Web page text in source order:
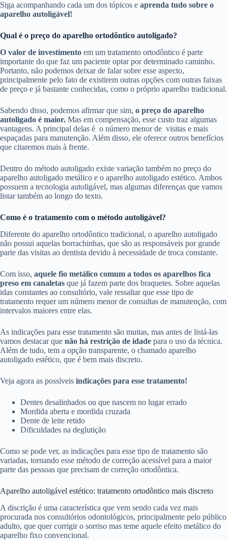
Siga acompanhando cada um dos tópicos e aprenda tudo sobre o
aparelho autoligável!
Qual é o preço do aparelho ortodôntico autoligado?
O valor de investimento em um tratamento ortodôntico é parte
importante do que faz um paciente optar por determinado caminho.
Portanto, não podemos deixar de falar sobre esse aspecto,
principalmente pelo fato de existirem outras opções com outras faixas
de preço e já bastante conhecidas, como o próprio aparelho tradicional.
Sabendo disso, podemos afirmar que sim, o preço do aparelho
autoligado é maior. Mas em compensação, esse custo traz algumas
vantagens. A principal delas é o número menor de visitas e mais
espaçadas para manutenção. Além disso, ele oferece outros benefícios
que citaremos mais à frente.
Dentro do método autoligado existe variação também no preço do
aparelho autoligado metálico e o aparelho autoligado estético. Ambos
possuem a tecnologia autoligável, mas algumas diferenças que vamos
listar também ao longo do texto.
Como é o tratamento com o método autoligável?
Diferente do aparelho ortodôntico tradicional, o aparelho autoligado
não possui aquelas borrachinhas, que são as responsáveis por grande
parte das visitas ao dentista devido à necessidade de troca constante.
Com isso, aquele fio metálico comum a todos os aparelhos fica
preso em canaletas que já fazem parte dos braquetes. Sobre aquelas
idas constantes ao consultório, vale ressaltar que esse tipo de
tratamento requer um número menor de consultas de manutenção, com
intervalos maiores entre elas.
As indicações para esse tratamento são muitas, mas antes de listá-las
vamos destacar que não há restrição de idade para o uso da técnica.
Além de tudo, tem a opção transparente, o chamado aparelho
autoligado estético, que é bem mais discreto.
Veja agora as possíveis indicações para esse tratamento!
Dentes desalinhados ou que nascem no lugar errado
Mordida aberta e mordida cruzada
Dente de leite retido
Dificuldades na deglutição
Como se pode ver, as indicações para esse tipo de tratamento são
variadas, tornando esse método de correção acessível para a maior
parte das pessoas que precisam de correção ortodôntica.
Aparelho autoligável estético: tratamento ortodôntico mais discreto
A discrição é uma característica que vem sendo cada vez mais
procurada nos consultórios odontológicos, principalmente pelo público
adulto, que quer corrigir o sorriso mas teme aquele efeito metálico do
aparelho fixo convencional.